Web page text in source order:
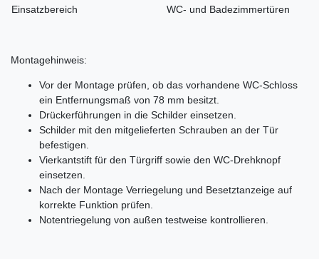
Einsatzbereich
WC- und Badezimmertüren
Montagehinweis:
Vor der Montage prüfen, ob das vorhandene WC-Schloss
ein Entfernungsmaß von 78 mm besitzt.
Drückerführungen in die Schilder einsetzen.
Schilder mit den mitgelieferten Schrauben an der Tür
befestigen.
Vierkantstift für den Türgriff sowie den WC-Drehknopf
einsetzen.
Nach der Montage Verriegelung und Besetztanzeige auf
korrekte Funktion prüfen.
Notentriegelung von außen testweise kontrollieren.